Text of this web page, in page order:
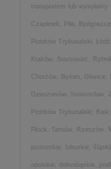
transportem lub
Czaplinek, Piła,
Piotrków Trybunalski,
Kraków, Sosnowiec,
Chorzów, Bytom, Gliwice,
Dzierżoniów, Inowrocław,
Piotrków Trybunalski,
Płock, Tarnów, Rzeszów,
pomorskie, lubuskie,
opolskie, dolnośląskie,